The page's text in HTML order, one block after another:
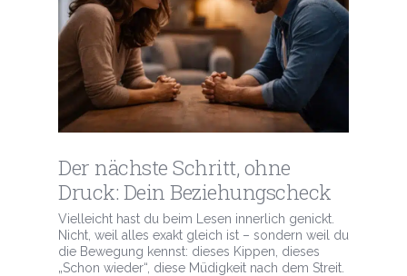
Der nächste Schritt, ohne
Druck: Dein Beziehungscheck
Vielleicht hast du beim Lesen innerlich genickt.
Nicht, weil alles exakt gleich ist – sondern weil du
die Bewegung kennst: dieses Kippen, dieses
„Schon wieder“, diese Müdigkeit nach dem Streit.